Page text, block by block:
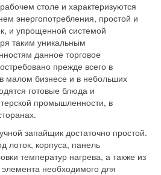
столе и характеризуются
энергопотребления, простой и
и упрощенной системой
таким уникальным
данное торговое
прежде всего в
малом бизнесе и в небольших
готовые блюда и
промышленности, в
запайщик достаточно простой.
лоток, корпуса, панель
температур нагрева, а также из
элемента необходимого для